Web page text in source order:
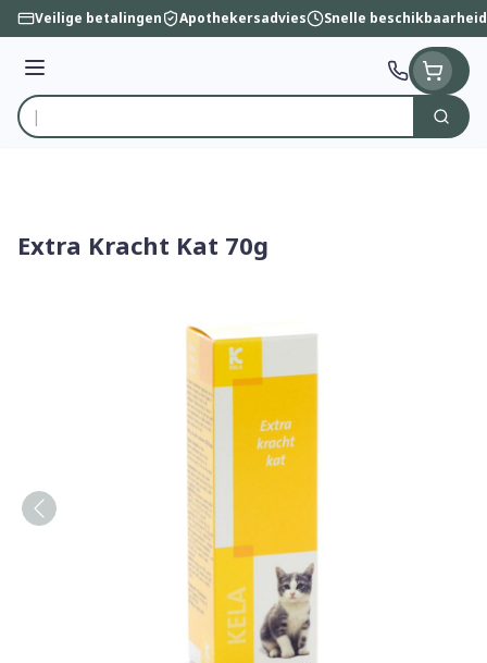
Ga naar de inhoud
Veilige betalingen Apothekersadvies Snelle beschikbaarheid
Menu
Product, merk, categorie...
Zoek
Extra Kracht Kat 70g